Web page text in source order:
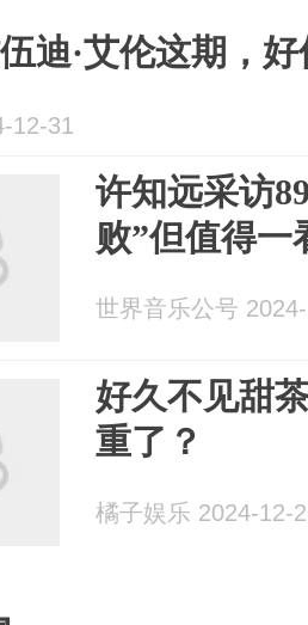
迪·艾伦这期，
12-31
许知远采访
败”但值得一
世界音乐公号
好久不见甜
重了？
橘子娱乐 2024-12-